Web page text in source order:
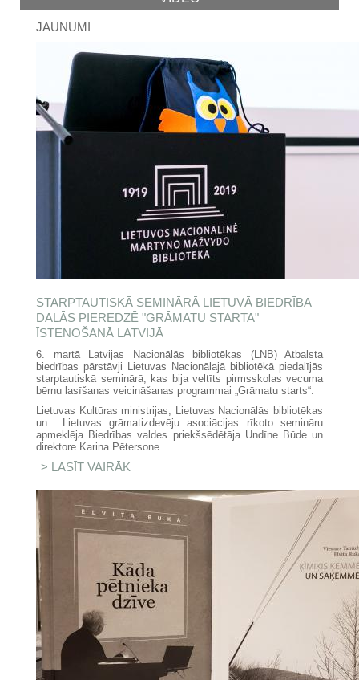
JAUNUMI
STARPTAUTISKĀ SEMINĀRĀ LIETUVĀ BIEDRĪBA
DALĀS PIEREDZĒ "GRĀMATU STARTA"
ĪSTENOŠANĀ LATVIJĀ
6. martā Latvijas Nacionālās bibliotēkas (LNB) Atbalsta
biedrības pārstāvji Lietuvas Nacionālajā bibliotēkā piedalījās
starptautiskā seminārā, kas bija veltīts pirmsskolas vecuma
bērnu lasīšanas veicināšanas programmai „Grāmatu starts“.
Lietuvas Kultūras ministrijas, Lietuvas Nacionālās bibliotēkas
un Lietuvas grāmatizdevēju asociācijas rīkoto semināru
apmeklēja Biedrības valdes priekšsēdētāja Undīne Būde un
direktore Karina Pētersone.
LASĪT VAIRĀK
PIEREDZĒ "GRĀMATU STARTA"
ĪSTENOŠANĀ LATVIJĀ